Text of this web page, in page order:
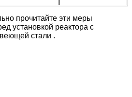
прочитайте эти меры
установкой реактора с
стали .